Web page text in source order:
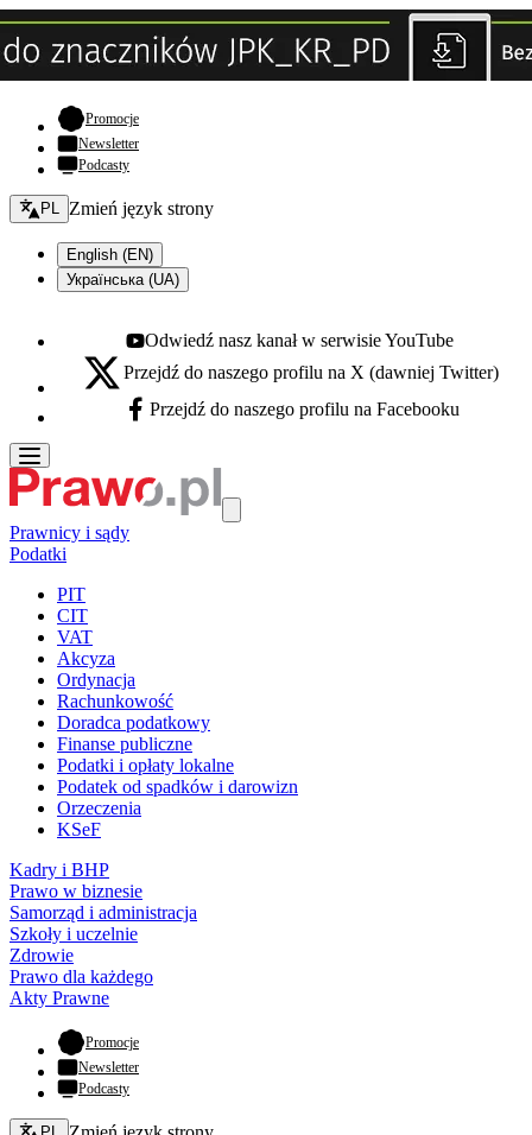
Promocje- otwiera się w nowej karcie
Newsletter
Podcasty
Zmień język - bieżący:
PL Zmień język strony
English (EN)
Українська (UA)
Youtube - otwiera się w nowej karcie
Odwiedź nasz kanał w serwisie YouTube
X - otwiera się w nowej karcie
Przejdź do naszego profilu na X (dawniej Twitter)
Facebook - otwiera się w nowej karcie
Przejdź do naszego profilu na Facebooku
Prawnicy i sądy
Podatki
PIT
CIT
VAT
Akcyza
Ordynacja
Rachunkowość
Doradca podatkowy
Finanse publiczne
Podatki i opłaty lokalne
Podatek od spadków i darowizn
Orzeczenia
KSeF
Kadry i BHP
Prawo w biznesie
Samorząd i administracja
Szkoły i uczelnie
Zdrowie
Prawo dla każdego
Akty Prawne
Promocje- otwiera się w nowej karcie
Newsletter
Podcasty
Zmień język - bieżący: